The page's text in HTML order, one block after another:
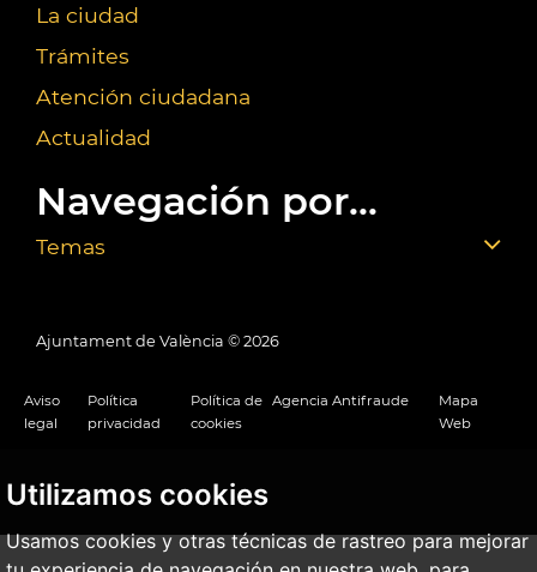
Utilizamos cookies
Usamos cookies y otras técnicas de rastreo para mejorar
La ciudad
Trámites
Atención ciudadana
Actualidad
Navegación por...
Temas
Ajuntament de València © 2026
Aviso
legal
Política
privacidad
Política de
cookies
Agencia Antifraude
Mapa
Web